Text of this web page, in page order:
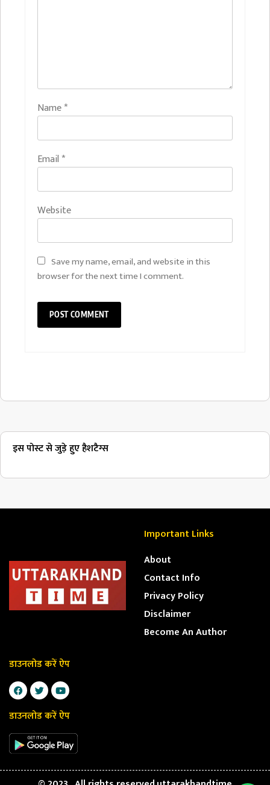
Name*
Email *
Website
Save my name, email, and website in this
browser for the next time I comment.
इस पोस्ट से जुड़े हुए हैशटैग्स
Important Links
About
Contact Info
Privacy Policy
Disclaimer
Become An Author
डाउनलोड करें ऐप
डाउनलोड करें ऐप